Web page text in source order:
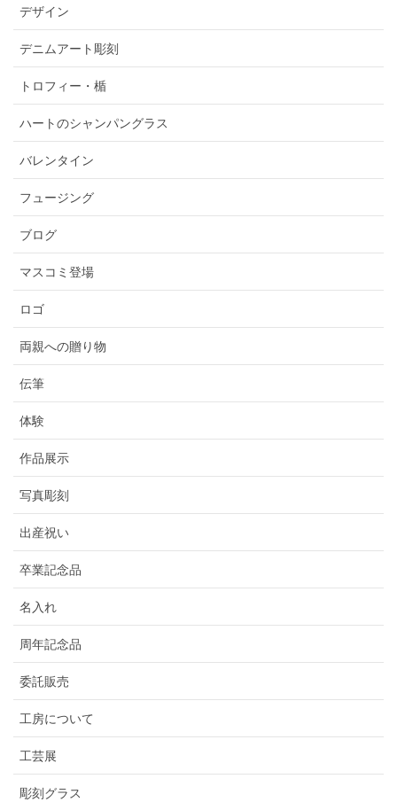
デザイン
デニムアート彫刻
トロフィー・楯
ハートのシャンパングラス
バレンタイン
フュージング
ブログ
マスコミ登場
ロゴ
両親への贈り物
伝筆
体験
作品展示
写真彫刻
出産祝い
卒業記念品
名入れ
周年記念品
委託販売
工房について
工芸展
彫刻グラス